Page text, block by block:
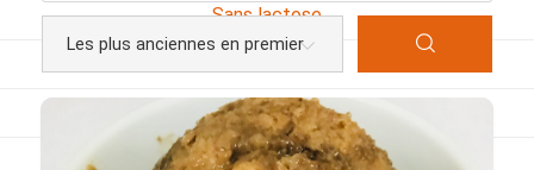
Sans lactose
Sauces et accompagnements
Végétarien